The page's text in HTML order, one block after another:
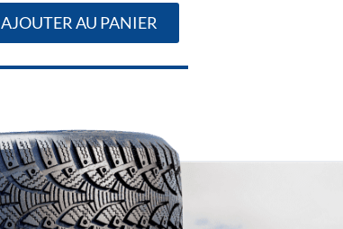
AJOUTER AU PANIER